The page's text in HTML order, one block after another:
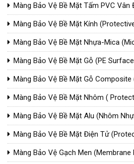
Màng Bảo Vệ Bề Mặt Tấm PVC Vân
Surface Protective Film For Wood
Màng Bảo Vệ Bề Mặt Kính
Màng Bảo Vệ Bề Mặt Nhựa-Mica
Protection Film)
Màng Bảo Vệ Bề Mặt Gỗ (PE
Wood)
Màng Bảo Vệ Bề Mặt Gỗ
Surface Protection Film)
Màng Bảo Vệ Bề Mặt Nhôm (
Màng Bảo Vệ Bề Mặt Alu (Nhôm
Protective Film For Aluminium
Màng Bảo Vệ Bề Mặt Điện Tử
Electronic)
Màng Bảo Vệ Gạch Men